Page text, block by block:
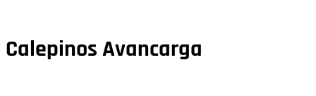
Calepinos Avancarga